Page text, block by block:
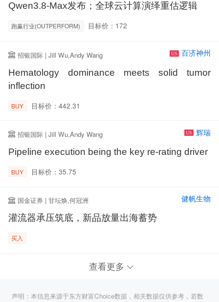
Qwen3.8-Max发布；全球云计算演绎重估逻辑
跑赢行业(OUTPERFORM) 目标价：172
招银国际 | Jill Wu,Andy Wang US 百济神州
Hematology dominance meets solid tumor
inflection
BUY 目标价：442.31
招银国际 | Jill Wu,Andy Wang US 辉瑞
Pipeline execution being the key re-rating driver
BUY 目标价：35.75
国金证券 | 甘坛焕,何冠洲 健帆生物
灌流器承压筑底，新品放量出海蓄势
买入
查看更多
声明：本信息来源于东方财富Choice数据，相关数据仅供参考，若数